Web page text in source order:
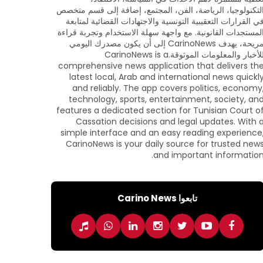
التكنولوجيا، الرياضة، الفن، المجتمع، إضافة إلى قسم متخصص
في القرارات التعقيبية التونسية والاجتهادات القضائية لمتابعة
المستجدات القانونية. مع واجهة سهلة الاستخدام وتجربة قراءة
مريحة، يهدف CarinoNews إلى أن يكون مصدرك اليومي
للأخبار والمعلومات الموثوقة.CarinoNews is a
comprehensive news application that delivers the
latest local, Arab and international news
and reliably. The app covers politics,
technology, sports, entertainment, society, and
features a dedicated section for Tunisian Court of
Cassation decisions and legal updates. With a
simple interface and an easy reading
CarinoNews is your daily source for trusted news
and important information.
تابعوا Carino News